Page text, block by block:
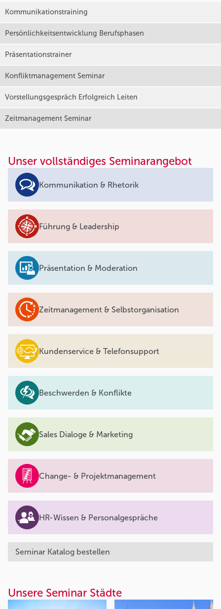
Kommunikationstraining
Persönlichkeitsentwicklung Berufsphasen
Präsentationstrainer
Konfliktmanagement Seminar
Vorstellungsgespräch Erfolgreich Leiten
Zeitmanagement Seminar
Unser vollständiges Seminarangebot
Kommunikation & Rhetorik
Führung & Leadership
Präsentation & Moderation
Zeitmanagement & Selbstorganisation
Kundenservice & Telefonsupport
Beschwerden & Konflikte
Sales Dialoge & Marketing
Change- & Projektmanagement
HR-Wissen & Personalgespräche
Seminar Katalog bestellen
Unsere Seminar Städte